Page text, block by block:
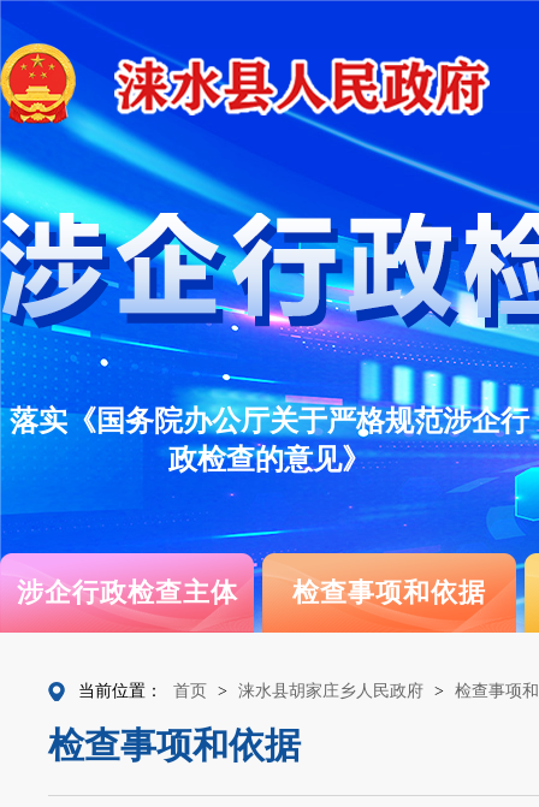
落实《国务院办公厅关于严格规范涉企行
政检查的意见》
涉企行政检查主体 检查事项和依据
当前位置： 首页 > 涞水县胡家庄乡人民政府 > 检查事项
检查事项和依据